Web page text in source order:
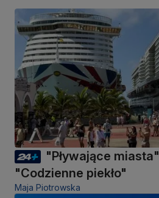
"Pływające
"Codzienne piekło"
Maja Piotrowska